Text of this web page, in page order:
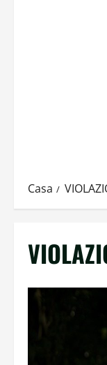
Casa